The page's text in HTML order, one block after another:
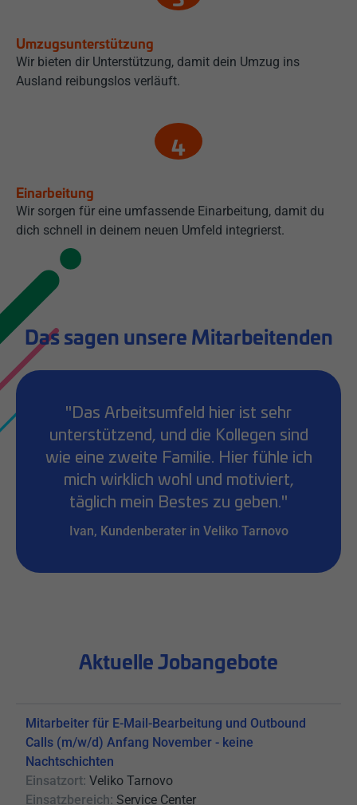
Umzugsunterstützung
Wir bieten dir Unterstützung, damit dein Umzug ins
Ausland reibungslos verläuft.
Einarbeitung
Wir sorgen für eine umfassende Einarbeitung, damit du
dich schnell in deinem neuen Umfeld integrierst.
Das sagen unsere Mitarbeitenden
"Das Arbeitsumfeld hier ist sehr
unterstützend, und die Kollegen sind
wie eine zweite Familie. Hier fühle ich
mich wirklich wohl und motiviert,
täglich mein Bestes zu geben."
Ivan, Kundenberater in Veliko Tarnovo
Aktuelle Jobangebote
Mitarbeiter für E-Mail-Bearbeitung und Outbound
Calls (m/w/d) Anfang November - keine
Nachtschichten
Einsatzort: Veliko Tarnovo
Einsatzbereich: Service Center